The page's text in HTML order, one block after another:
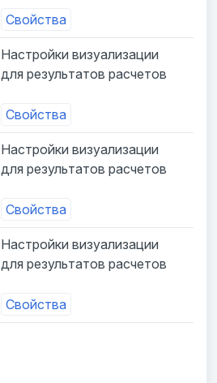
Свойства
Настройки визуализации
для результатов расчетов
Свойства
Настройки визуализации
для результатов расчетов
Свойства
Настройки визуализации
для результатов расчетов
Свойства